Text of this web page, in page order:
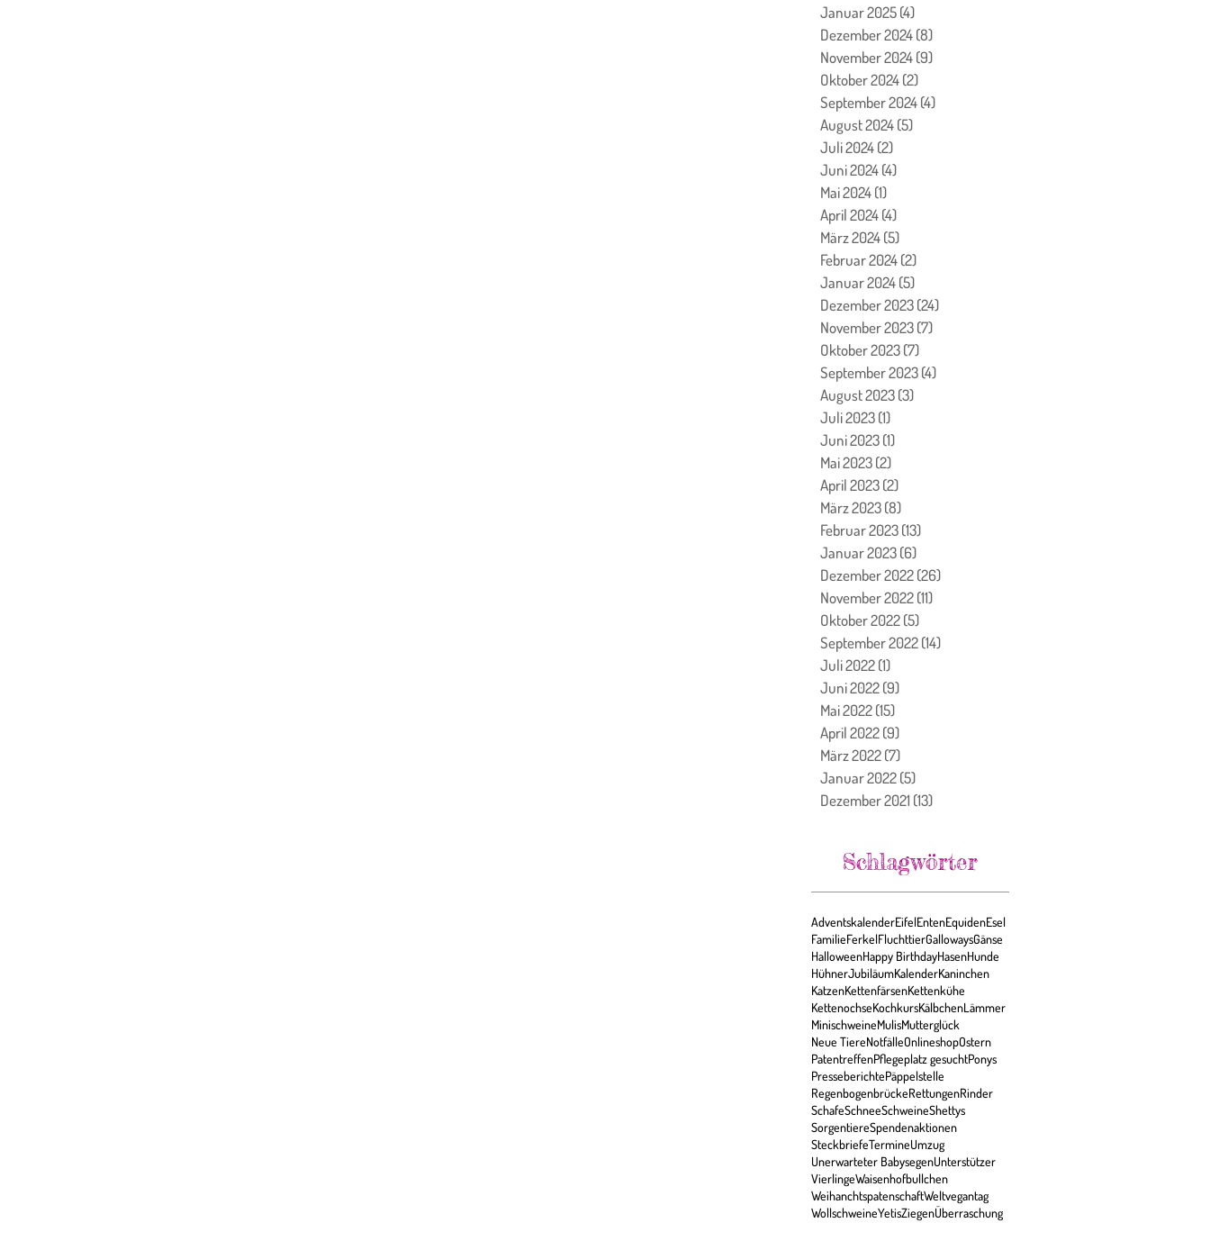
Januar 2025(4)
Dezember 2024(8)
November 2024(9)
Oktober 2024(2)
September 2024(4)
August 2024(5)
Juli 2024(2)
Juni 2024(4)
Mai 2024(1)
April 2024(4)
März 2024(5)
Februar 2024(2)
Januar 2024(5)
Dezember 2023(24)
November 2023(7)
Oktober 2023(7)
September 2023(4)
August 2023(3)
Juli 2023(1)
Juni 2023(1)
Mai 2023(2)
April 2023(2)
März 2023(8)
Februar 2023(13)
Januar 2023(6)
Dezember 2022(26)
November 2022(11)
Oktober 2022(5)
September 2022(14)
Juli 2022(1)
Juni 2022(9)
Mai 2022(15)
April 2022(9)
März 2022(7)
Januar 2022(5)
Dezember 2021 (13)
Schlagwörter
AdventskalenderEifelEntenEquidenEsel
FamilieFerkelFluchttierGallowaysGänse
HalloweenHappy BirthdayHasenHunde
HühnerJubiläumKalenderKaninchen
KatzenKettenfärsenKettenkühe
KettenochseKochkursKälbchenLämmer
MinischweineMulisMutterglück
Neue TiereNotfälleOnlineshopOstern
PatentreffenPflegeplatz gesuchtPonys
PresseberichtePäppelstelle
RegenbogenbrückeRettungenRinder
SchafeSchneeSchweineShettys
SorgentiereSpendenaktionen
SteckbriefeTermineUmzug
Unerwarteter BabysegenUnterstützer
VierlingeWaisenhofbullchen
WeihanchtspatenschaftWeltvegantag
WollschweineYetisZiegenÜberraschung